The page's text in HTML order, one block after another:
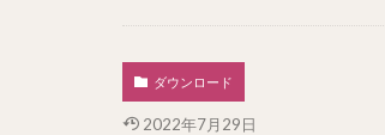
ダウンロード
2022年7月29日